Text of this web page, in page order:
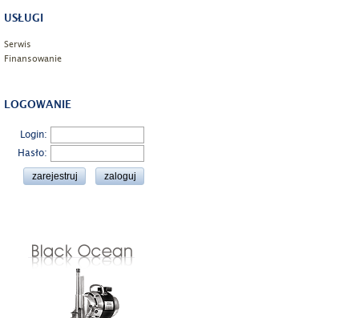
USŁUGI
Serwis
Finansowanie
LOGOWANIE
Login:
Hasło: